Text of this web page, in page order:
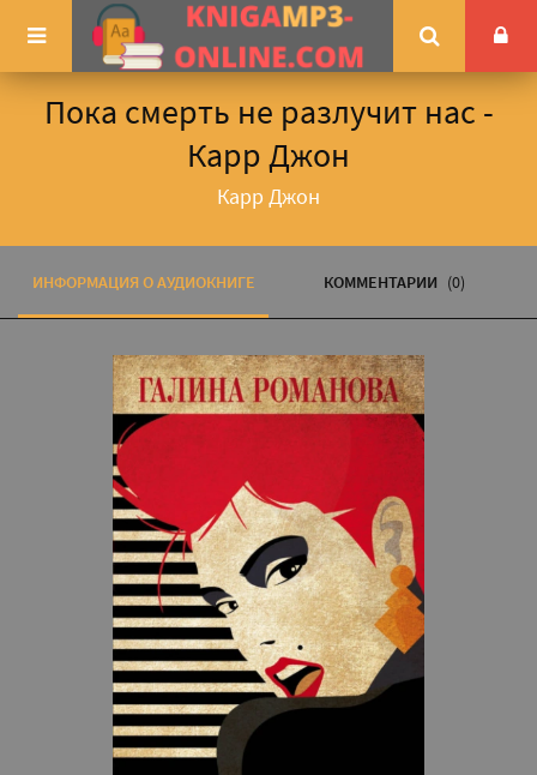
Пока смерть не разлучит нас -
Карр Джон
Карр Джон
ИНФОРМАЦИЯ О АУДИОКНИГЕ КОММЕНТАРИИ (0)